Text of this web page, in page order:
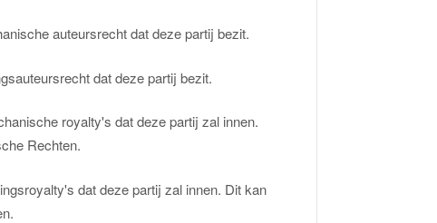
auteursrecht dat deze partij bezit.
dat deze partij bezit.
royalty's dat deze partij zal innen.
Rechten.
dat deze partij zal innen. Dit kan